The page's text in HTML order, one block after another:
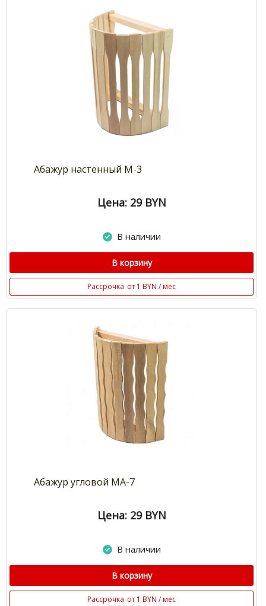
Абажур настенный М-3
Цена: 29 BYN
В наличии
В корзину
Рассрочка от 1 BYN / мес
Абажур угловой МА-7
Цена: 29 BYN
В наличии
В корзину
Рассрочка от 1 BYN / мес